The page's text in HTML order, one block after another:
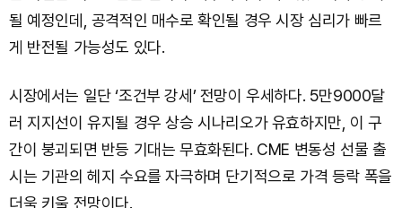
될 예정인데, 공격적인 매수로 확인될 경우 시장 심리가 빠르
게 반전될 가능성도 있다.
시장에서는 일단 ‘조건부 강세’ 전망이 우세하다. 5만9000달
러 지지선이 유지될 경우 상승 시나리오가 유효하지만, 이 구
간이 붕괴되면 반등 기대는 무효화된다. CME 변동성 선물 출
시는 기관의 헤지 수요를 자극하며 단기적으로 가격 등락 폭을
더욱 키울 전망이다.